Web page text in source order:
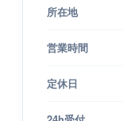
所在地
営業時間
定休日